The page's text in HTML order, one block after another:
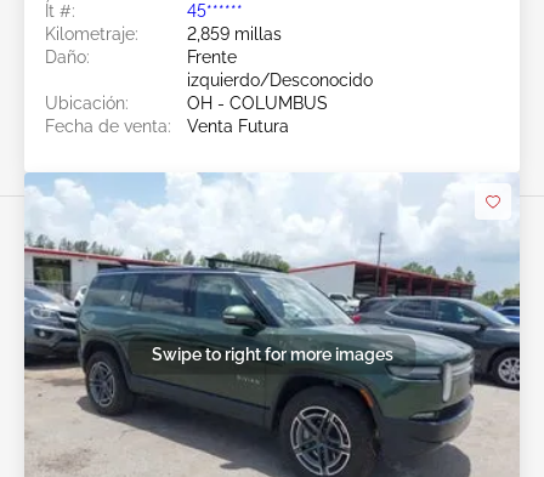
Ít #:
45******
Kilometraje:
2,859 millas
Daño:
Frente
izquierdo/Desconocido
Ubicación:
OH - COLUMBUS
Fecha de venta:
Venta Futura
Swipe to right for more images